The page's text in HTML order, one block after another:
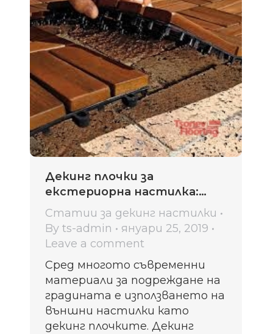
Декинг плочки за
екстериорна настилка:
видове, монтаж, грижи,
цени
Статии за декинг настилки
Byts-admin
януари 25, 2019
Leave a comment
Сред многото съвременни
материали за подреждане на
градината е използването на
външни настилки като
декинг плочките. Декинг